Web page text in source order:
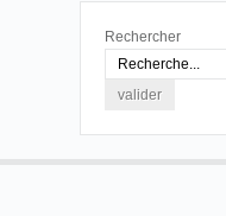
Rechercher